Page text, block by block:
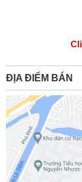
ĐỊA ĐIỂM BÁN